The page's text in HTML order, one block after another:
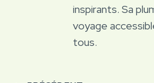
inspirants. Sa
voyage
tous.